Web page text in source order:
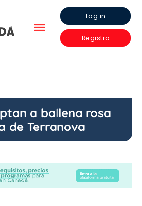
Log in
Registro
a ballena rosa
de Terranova